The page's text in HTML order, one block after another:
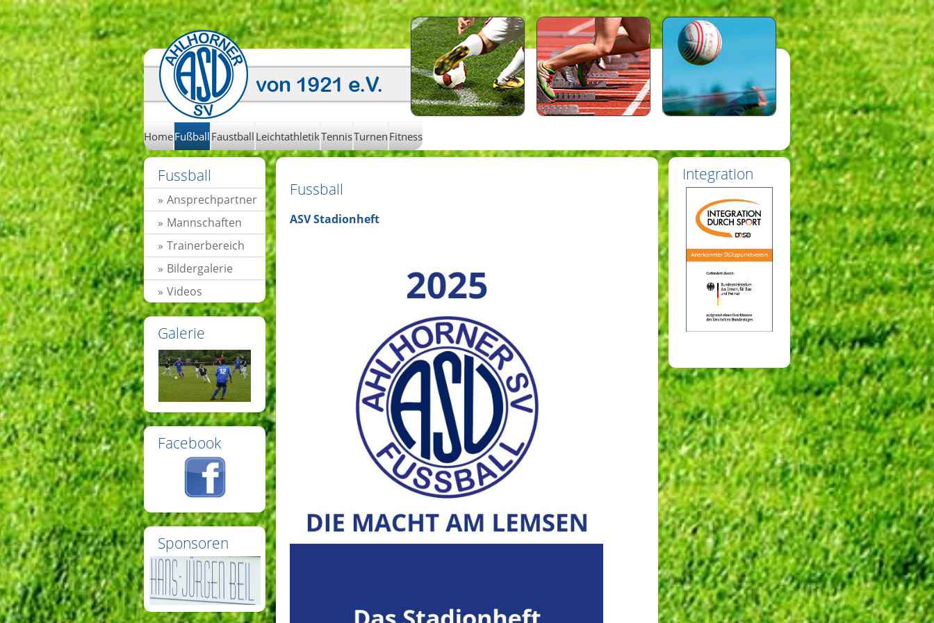
HomeFußball Faustball LeichtathletikTennisTurnen Fitness
Fussball
Ansprechpartner
Mannschaften
Trainerbereich
Bildergalerie
Videos
Galerie
Facebook
Sponsoren
Fussball
ASV Stadionheft
Integration